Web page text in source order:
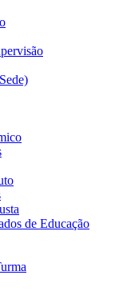
de Educação